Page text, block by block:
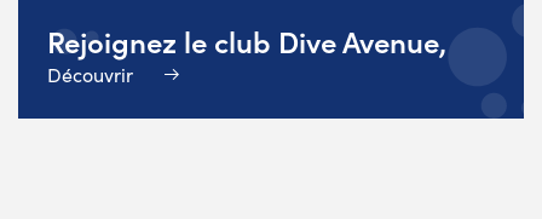
Rejoignez le club Dive Avenue,
Découvrir